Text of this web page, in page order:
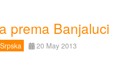
prema Banjaluci
20 May 2013